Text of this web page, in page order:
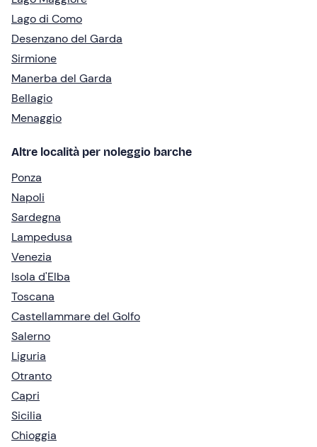
Lago di Como
Desenzano del Garda
Sirmione
Manerba del Garda
Bellagio
Menaggio
Altre località per noleggio barche
Ponza
Napoli
Sardegna
Lampedusa
Venezia
Isola d'Elba
Toscana
Castellammare del Golfo
Salerno
Liguria
Otranto
Capri
Sicilia
Chioggia